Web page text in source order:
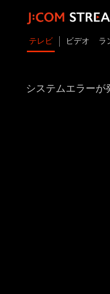
テレビ ビデオ ラ
システムエラー